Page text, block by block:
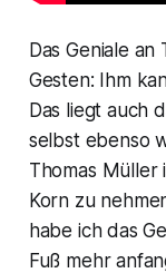
Das Geniale
Gesten: Ihm
Das liegt auch
selbst ebenso
Thomas
Korn zu
habe ich das
Fuß mehr